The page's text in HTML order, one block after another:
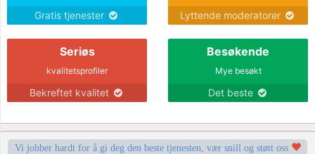
Gratis tjenester Lyttende moderatorer
Seriøs
kvalitetsprofiler
Bekreftet kvalitet
Besøkende
Mye besøkt
Det beste
Vi jobber hardt for å gi deg den beste tjenesten, vær snill og støtt oss